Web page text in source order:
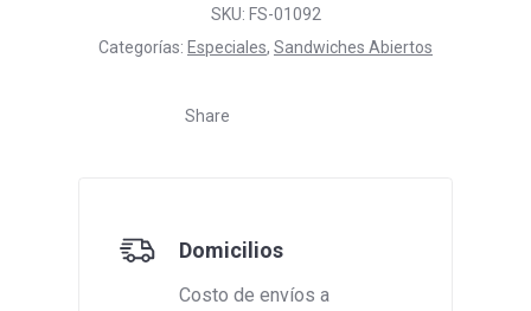
SKU: FS-01092
Categorías: Especiales, Sandwiches Abiertos
Share
Domicilios
Costo de envíos a